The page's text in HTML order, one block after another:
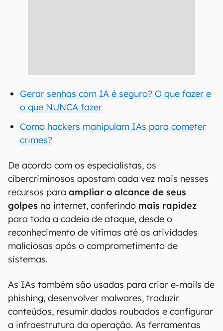
Gerar senhas com IA é seguro? O que fazer e
o que NUNCA fazer
Como hackers manipulam IAs para cometer
crimes?
De acordo com os especialistas, os
cibercriminosos apostam cada vez mais nesses
recursos para ampliar o alcance de seus
golpes na internet, conferindo mais rapidez
para toda a cadeia de ataque, desde o
reconhecimento de vítimas até as atividades
maliciosas após o comprometimento de
sistemas.
As IAs também são usadas para criar e-mails de
phishing, desenvolver malwares, traduzir
conteúdos, resumir dados roubados e configurar
a infraestrutura da operação. As ferramentas